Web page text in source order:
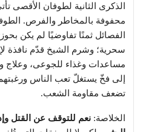
الذكرى الثانية لطوفان الأقصى
محفوفة بالمخاطر والفرص.
الفصائل ثمنًا تفاوضيًا لم يكن
سحرية؛ وشرم الشيخ قدّم نافذة
مساعدات وغذاء للجوعى، وعلاج
إلى فخّ يستغلّ تعب الناس
تضعف مقاومة الشعب.
الخلاصة: نعم للتوقف عن القتل